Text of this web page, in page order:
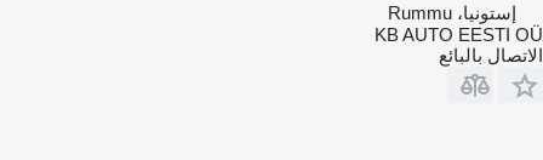
إستونيا، Rummu
KB AUTO EESTI OÜ
الاتصال بالبائع